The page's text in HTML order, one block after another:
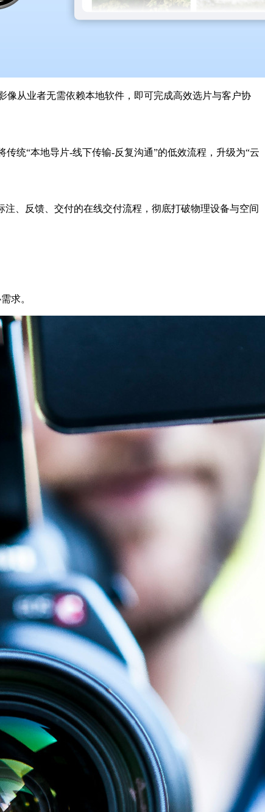
从业者无需依赖本地软件，即可完成高效选片与客户协
统“本地导片-线下传输-反复沟通”的低效流程，升级为“云
、反馈、交付的在线交付流程，彻底打破物理设备与空间
求。